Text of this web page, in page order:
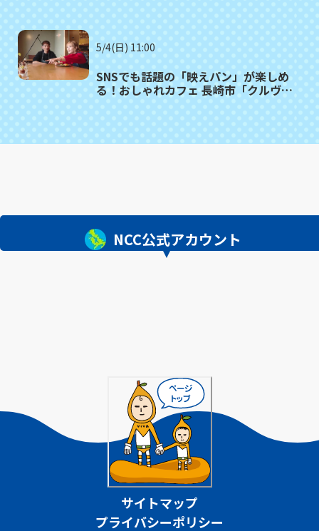
5/4(日) 11:00
SNSでも話題の「映えパン」が楽しめ
る！おしゃれカフェ 長崎市「クルヴェ
NCC公式アカウント
サイトマップ
プライバシーポリシー